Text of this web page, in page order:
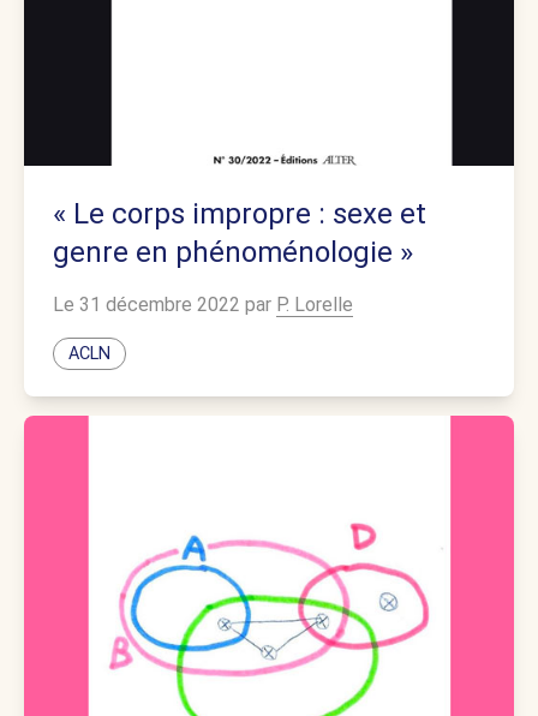
« Le corps impropre : sexe et
genre en phénoménologie »
Le 31 décembre 2022 par P. Lorelle
ACLN